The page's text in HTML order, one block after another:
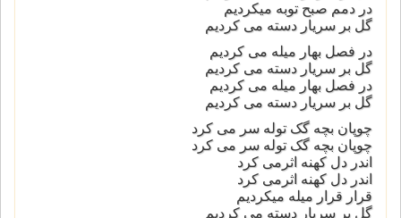
در دمم صبح توبه میکردیم
گل بر سریار دسته می کردیم
در فصل بهار میله می کردیم
گل بر سریار دسته می کردیم
در فصل بهار میله می کردیم
گل بر سریار دسته می کردیم
چوپان بچه گک توله سر می کرد
چوپان بچه گک توله سر می کرد
اندر دل کهنه اثرمی کرد
اندر دل کهنه اثرمی کرد
قرار قرار میله میکردیم
گل بر سریار دسته می کردیم